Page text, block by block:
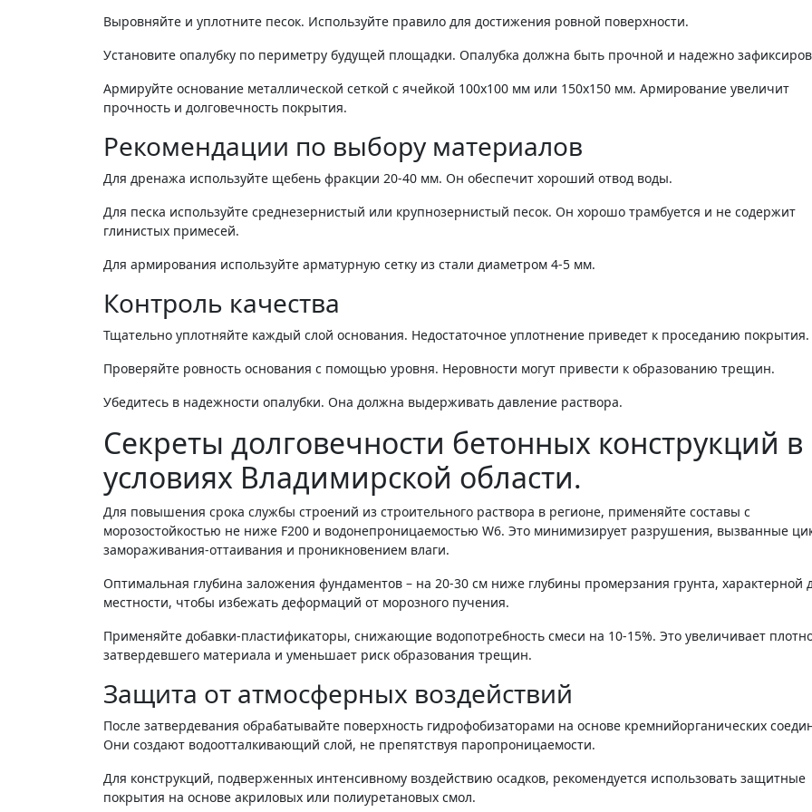
Выровняйте и уплотните песок. Используйте правило для достижения ровной поверхности.
Установите опалубку по периметру будущей площадки. Опалубка должна быть прочной и надежно
Армируйте основание металлической сеткой с ячейкой 100х100 мм или 150х150 мм. Армирование увеличит
прочность и долговечность покрытия.
Рекомендации по выбору материалов
Для дренажа используйте щебень фракции 20-40 мм. Он обеспечит хороший отвод воды.
Для песка используйте среднезернистый или крупнозернистый песок. Он хорошо трамбуется и не содержит
глинистых примесей.
Для армирования используйте арматурную сетку из стали диаметром 4-5 мм.
Контроль качества
Тщательно уплотняйте каждый слой основания. Недостаточное уплотнение приведет к проседанию покрытия.
Проверяйте ровность основания с помощью уровня. Неровности могут привести к образованию трещин.
Убедитесь в надежности опалубки. Она должна выдерживать давление раствора.
Секреты долговечности бетонных конструкций в
условиях Владимирской области.
Для повышения срока службы строений из строительного раствора в регионе, применяйте составы с
морозостойкостью не ниже F200 и водонепроницаемостью W6. Это минимизирует разрушения, вызванные
замораживания-оттаивания и проникновением влаги.
Оптимальная глубина заложения фундаментов – на 20-30 см ниже глубины промерзания грунта, характерной
местности, чтобы избежать деформаций от морозного пучения.
Применяйте добавки-пластификаторы, снижающие водопотребность смеси на 10-15%. Это увеличивает
затвердевшего материала и уменьшает риск образования трещин.
Защита от атмосферных воздействий
После затвердевания обрабатывайте поверхность гидрофобизаторами на основе кремнийорганических
Они создают водоотталкивающий слой, не препятствуя паропроницаемости.
Для конструкций, подверженных интенсивному воздействию осадков, рекомендуется использовать защитные
покрытия на основе акриловых или полиуретановых смол.